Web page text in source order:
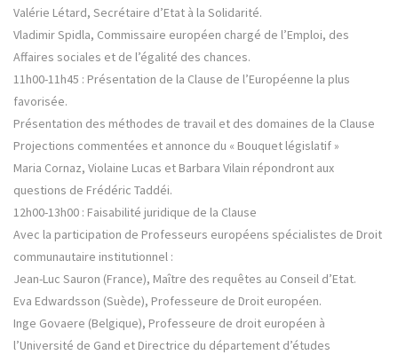
Valérie Létard, Secrétaire d’Etat à la Solidarité.
Vladimir Spidla, Commissaire européen chargé de l’Emploi, des
Affaires sociales et de l’égalité des chances.
11h00-11h45 : Présentation de la Clause de l’Européenne la plus
favorisée.
Présentation des méthodes de travail et des domaines de la Clause
Projections commentées et annonce du « Bouquet législatif »
Maria Cornaz, Violaine Lucas et Barbara Vilain répondront aux
questions de Frédéric Taddéi.
12h00-13h00 : Faisabilité juridique de la Clause
Avec la participation de Professeurs européens spécialistes de Droit
communautaire institutionnel :
Jean-Luc Sauron (France), Maître des requêtes au Conseil d’Etat.
Eva Edwardsson (Suède), Professeure de Droit européen.
Inge Govaere (Belgique), Professeure de droit européen à
l’Université de Gand et Directrice du département d’études